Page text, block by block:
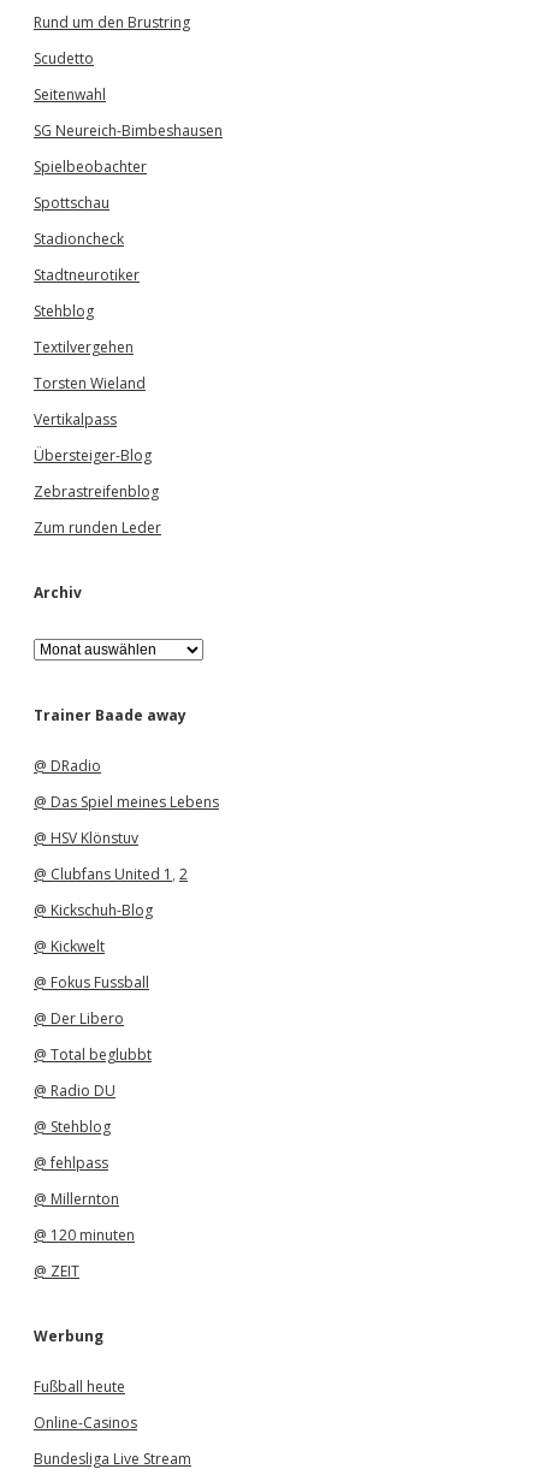
Rund um den Brustring
Scudetto
Seitenwahl
SG Neureich-Bimbeshausen
Spielbeobachter
Spottschau
Stadioncheck
Stadtneurotiker
Stehblog
Textilvergehen
Torsten Wieland
Vertikalpass
Übersteiger-Blog
Zebrastreifenblog
Zum runden Leder
Archiv
A
r
h
Trainer Baade away
@ DRadio
@ Das Spiel meines Lebens
@ HSV Klönstuv
@ Clubfans United 1 , 2
@ Kickschuh-Blog
@ Kickwelt
@ Fokus Fussball
@ Der Libero
@ Total beglubbt
@ Radio DU
@ Stehblog
@ fehlpass
@ Millernton
@ 120 minuten
@ ZEIT
Werbung
Fußball heute
Online-Casinos
Bundesliga Live Stream